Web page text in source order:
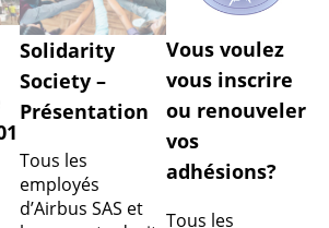
Solidarity
Society –
Présentation
Tous les
employés
d’Airbus SAS et
Vous voulez
vous inscrire
ou renouveler
vos
adhésions?
Tous les